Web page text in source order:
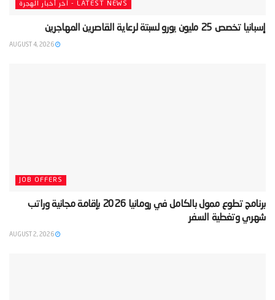
LATEST NEWS - آخر أخبار الهجرة
‫إسبانيا تخصص 25 مليون يورو لسبتة لرعاية القاصرين المهاجرين‬
JOB OFFERS
‫برنامج تطوع ممول بالكامل في رومانيا 2026 بإقامة مجانية وراتب
شهري وتغطية السفر‬